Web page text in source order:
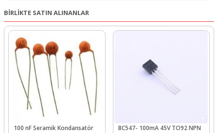
BİRLİKTE SATIN ALINANLAR
100 nF Seramik Kondansatör
BC547- 100mA 45V TO92 NPN